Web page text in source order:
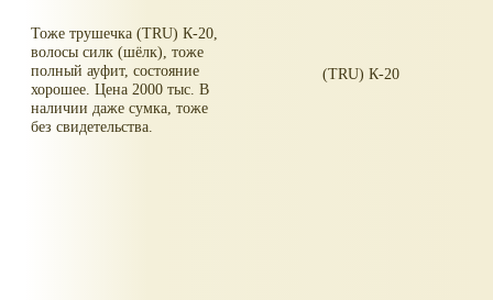
Тоже трушечка (TRU) К-20,
волосы силк (шёлк), тоже
полный ауфит, состояние
хорошее. Цена 2000 тыс. В
наличии даже сумка, тоже
без свидетельства.
(TRU) К-20